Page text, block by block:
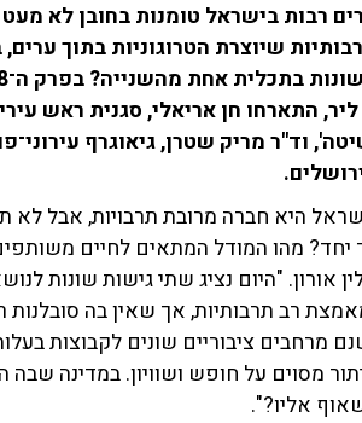
רבות בישראל טומנות בחובן לא
שיוצרת הטרוגוניות בתוך
ליר, התארחו חן אריאלי, סגנית ראש
וד"ר מריק שטרן, גיאוגרף
היא חברה מרובת תרבויות, אבל לא
יחד? מהו המודל המתאים לחיים
אורון. "היום נציג שתי גישות שונות
רב תרבותיות, אך שאין בה סובלנות
מרחבים ציבוריים שונים לקבוצות
מסוים על חופש ושוויון. במדינה
אליו?".